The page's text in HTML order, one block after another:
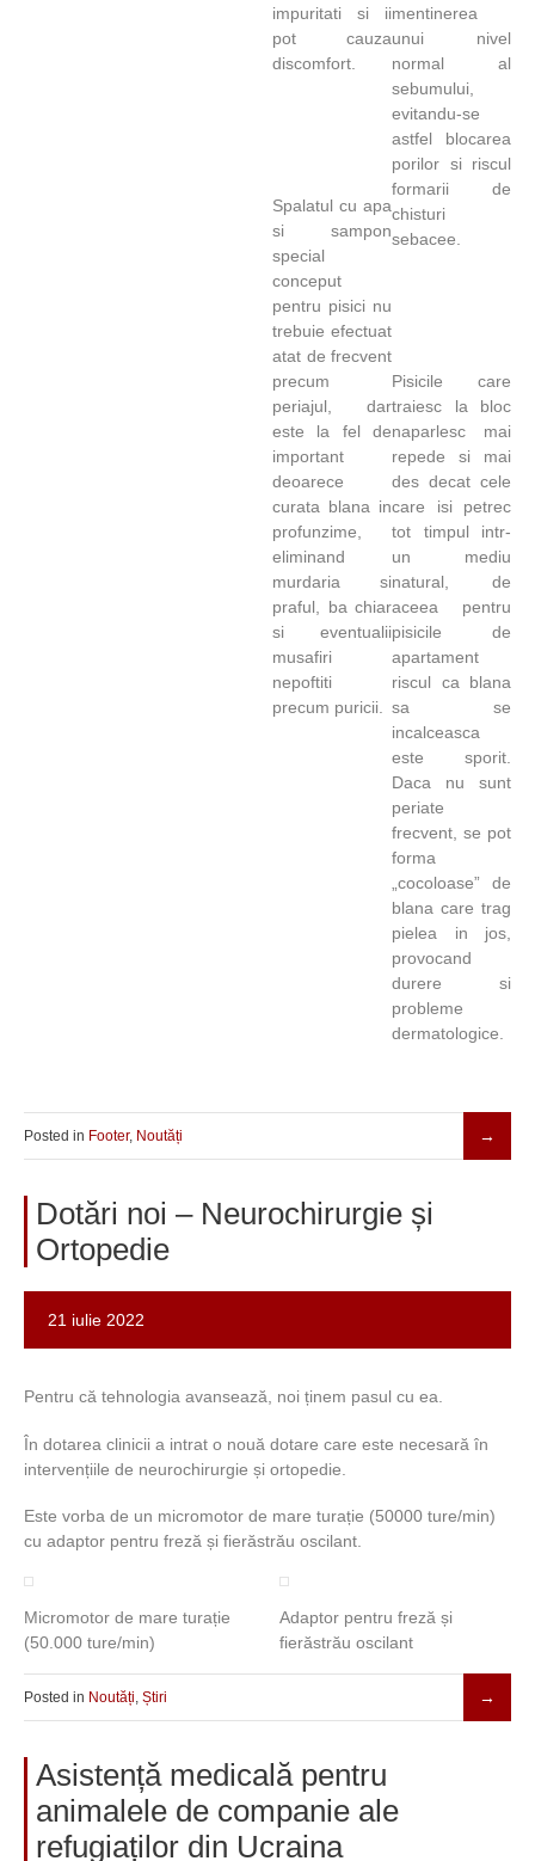
mentinerea
unui nivel
normal al
sebumului,
evitandu-se
astfel blocarea
porilor si riscul
formarii de
chisturi
sebacee.
Pisicile care
traiesc la bloc
naparlesc mai
repede si mai
des decat cele
care isi petrec
tot timpul intr-
un mediu
natural, de
aceea pentru
pisicile de
apartament
riscul ca blana
sa se
incalceasca
este sporit.
Daca nu sunt
periate
frecvent, se pot
forma
„cocoloase” de
blana care trag
pielea in jos,
provocand
durere si
probleme
dermatologice.
impuritati si ii
pot cauza
discomfort.
Spalatul cu apa
si sampon
special
conceput
pentru pisici nu
trebuie efectuat
atat de frecvent
precum
periajul, dar
este la fel de
important
deoarece
curata blana in
profunzime,
eliminand
murdaria si
praful, ba chiar
si eventualii
musafiri
nepoftiti
precum puricii.
Posted in Footer, Noutăți
Dotări noi – Neurochirurgie și
Ortopedie
21 iulie 2022
Pentru că tehnologia avansează, noi ținem pasul cu ea.
În dotarea clinicii a intrat o nouă dotare care este necesară în
intervențiile de neurochirurgie și ortopedie.
Este vorba de un micromotor de mare turație (50000 ture/min)
cu adaptor pentru freză și fierăstrău oscilant.
Micromotor de mare turație
(50.000 ture/min)
Adaptor pentru freză și
fierăstrău oscilant
Posted in Noutăți, Știri
Asistență medicală pentru
animalele de companie ale
refugiaților din Ucraina